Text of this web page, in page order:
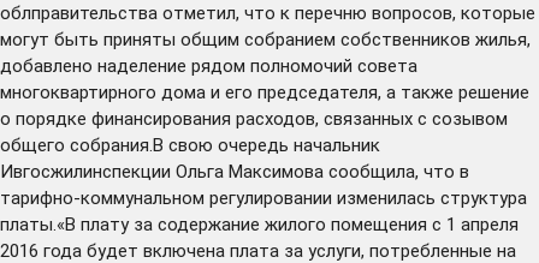
облправительства отметил, что к перечню вопросов, которые
могут быть приняты общим собранием собственников жилья,
добавлено наделение рядом полномочий совета
многоквартирного дома и его председателя, а также решение
о порядке финансирования расходов, связанных с созывом
общего собрания.В свою очередь начальник
Ивгосжилинспекции Ольга Максимова сообщила, что в
тарифно-коммунальном регулировании изменилась структура
платы.«В плату за содержание жилого помещения с 1 апреля
2016 года будет включена плата за услуги, потребленные на